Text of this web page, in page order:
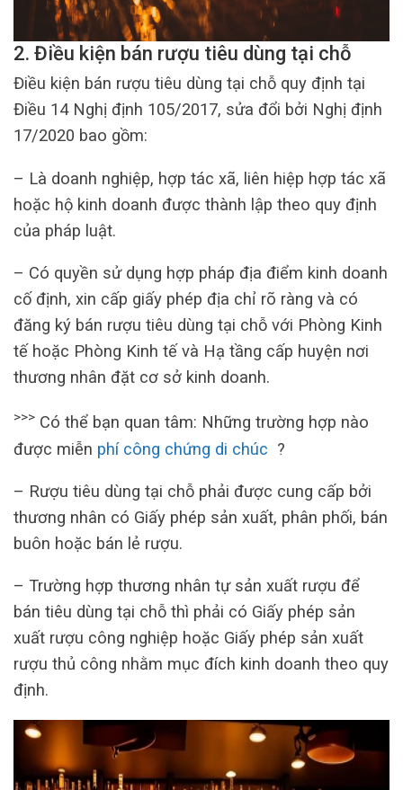
2. Điều kiện bán rượu tiêu dùng tại chỗ
Điều kiện bán rượu tiêu dùng tại chỗ quy định tại
Điều 14 Nghị định 105/2017, sửa đổi bởi Nghị định
17/2020 bao gồm:
– Là doanh nghiệp, hợp tác xã, liên hiệp hợp tác xã
hoặc hộ kinh doanh được thành lập theo quy định
của pháp luật.
– Có quyền sử dụng hợp pháp địa điểm kinh doanh
cố định, xin cấp giấy phép địa chỉ rõ ràng và có
đăng ký bán rượu tiêu dùng tại chỗ với Phòng Kinh
tế hoặc Phòng Kinh tế và Hạ tầng cấp huyện nơi
thương nhân đặt cơ sở kinh doanh.
>>> Có thể bạn quan tâm: Những trường hợp nào
được miễn phí công chứng di chúc ?
– Rượu tiêu dùng tại chỗ phải được cung cấp bởi
thương nhân có Giấy phép sản xuất, phân phối, bán
buôn hoặc bán lẻ rượu.
– Trường hợp thương nhân tự sản xuất rượu để
bán tiêu dùng tại chỗ thì phải có Giấy phép sản
xuất rượu công nghiệp hoặc Giấy phép sản xuất
rượu thủ công nhằm mục đích kinh doanh theo quy
định.